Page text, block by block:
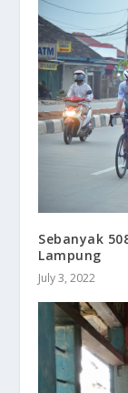
Sebanyak
Lampung
July 3, 2022